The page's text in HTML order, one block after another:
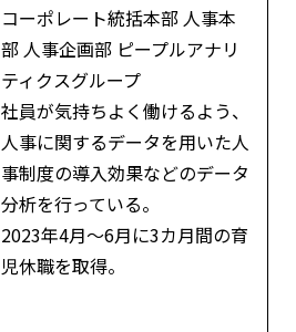
コーポレート統括本部 人事本
部 人事企画部 ピープルアナリ
ティクスグループ
社員が気持ちよく働けるよう、
人事に関するデータを用いた人
事制度の導入効果などのデータ
分析を行っている。
2023年4月〜6月に3カ月間の育
児休職を取得。